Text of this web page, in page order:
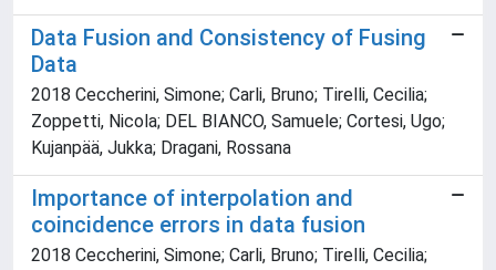
Data Fusion and Consistency of Fusing
Data
2018 Ceccherini, Simone; Carli, Bruno; Tirelli, Cecilia;
Zoppetti, Nicola; DEL BIANCO, Samuele; Cortesi, Ugo;
Kujanpää, Jukka; Dragani, Rossana
Importance of interpolation and
coincidence errors in data fusion
2018 Ceccherini, Simone; Carli, Bruno; Tirelli, Cecilia;